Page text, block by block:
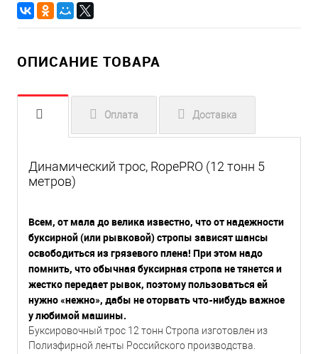
ОПИСАНИЕ ТОВАРА
Оплата Доставка
Динамический трос, RopePRO (12 тонн 5
метров)
Всем, от мала до велика известно, что от надежности
буксирной (или рывковой) стропы зависят шансы
освободиться из грязевого плена! При этом надо
помнить, что обычная буксирная стропа не тянется и
жестко передает рывок, поэтому пользоваться ей
нужно «нежно», дабы не оторвать что-нибудь важное
у любимой машины.
Буксировочный трос 12 тонн Стропа изготовлен из
Полиэфирной ленты Российского производства.